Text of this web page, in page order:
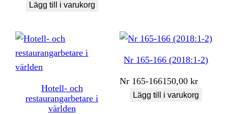
Lägg till i varukorg
Hotell- och
restaurangarbetare i
världen
Nr 165-166 (2018:1-2)
Nr 165-166150,00kr
Lägg till i varukorg